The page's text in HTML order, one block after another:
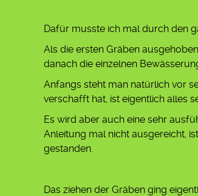
Dafür musste ich mal durch den
Als die ersten Gräben
danach die einzelnen
Anfangs steht man natürlich vor
verschafft hat, ist eigentlich alles
Es wird aber auch eine sehr
Anleitung mal nicht ausgereicht,
gestanden.
Das ziehen der Gräben ging